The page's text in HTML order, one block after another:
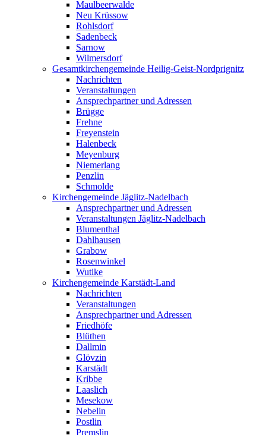
Maulbeerwalde
Neu Krüssow
Rohlsdorf
Sadenbeck
Sarnow
Wilmersdorf
Gesamtkirchengemeinde Heilig-Geist-Nordprignitz
Nachrichten
Veranstaltungen
Ansprechpartner und Adressen
Brügge
Frehne
Freyenstein
Halenbeck
Meyenburg
Niemerlang
Penzlin
Schmolde
Kirchengemeinde Jäglitz-Nadelbach
Ansprechpartner und Adressen
Veranstaltungen Jäglitz-Nadelbach
Blumenthal
Dahlhausen
Grabow
Rosenwinkel
Wutike
Kirchengemeinde Karstädt-Land
Nachrichten
Veranstaltungen
Ansprechpartner und Adressen
Friedhöfe
Blüthen
Dallmin
Glövzin
Karstädt
Kribbe
Laaslich
Mesekow
Nebelin
Postlin
Premslin